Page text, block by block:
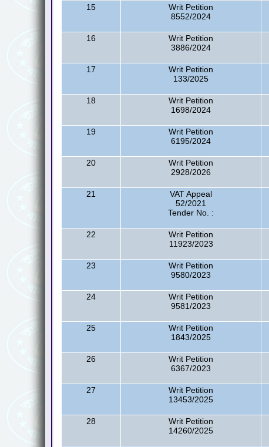
15
Writ Petition
8552/2024
16
Writ Petition
3886/2024
17
Writ Petition
133/2025
18
Writ Petition
1698/2024
19
Writ Petition
6195/2024
20
Writ Petition
2928/2026
21
VAT Appeal
52/2021
Tender No. :
22
Writ Petition
11923/2023
23
Writ Petition
9580/2023
24
Writ Petition
9581/2023
25
Writ Petition
1843/2025
26
Writ Petition
6367/2023
27
Writ Petition
13453/2025
28
Writ Petition
14260/2025